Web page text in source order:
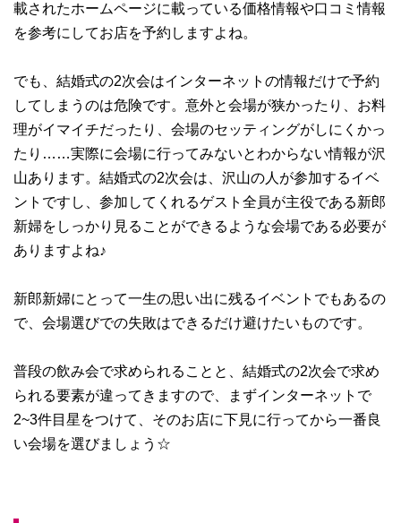
載されたホームページに載っている価格情報や口コミ情報
を参考にしてお店を予約しますよね。
でも、結婚式の2次会はインターネットの情報だけで予約
してしまうのは危険です。意外と会場が狭かったり、お料
理がイマイチだったり、会場のセッティングがしにくかっ
たり……実際に会場に行ってみないとわからない情報が沢
山あります。結婚式の2次会は、沢山の人が参加するイベ
ントですし、参加してくれるゲスト全員が主役である新郎
新婦をしっかり見ることができるような会場である必要が
ありますよね♪
新郎新婦にとって一生の思い出に残るイベントでもあるの
で、会場選びでの失敗はできるだけ避けたいものです。
普段の飲み会で求められることと、結婚式の2次会で求め
られる要素が違ってきますので、まずインターネットで
2~3件目星をつけて、そのお店に下見に行ってから一番良
い会場を選びましょう☆